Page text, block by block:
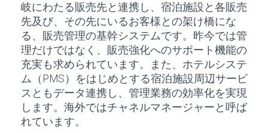
岐にわたる販売先と連携し、宿泊施設と各販売
先及び、その先にいるお客様との架け橋にな
る、販売管理の基幹システムです。昨今では管
理だけではなく、販売強化へのサポート機能の
充実も求められています。また、ホテルシステ
ム（PMS）をはじめとする宿泊施設周辺サービ
スともデータ連携し、管理業務の効率化を実現
します。海外ではチャネルマネージャーと呼ば
れています。